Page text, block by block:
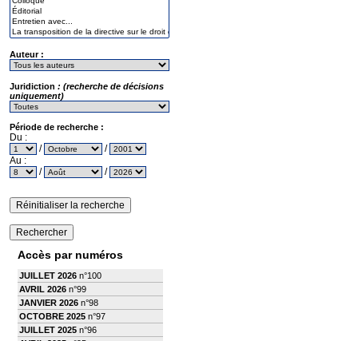
Auteur :
Juridiction : (recherche de décisions
uniquement)
Période de recherche :
Du :
/
/
Au :
/
/
Accès par numéros
JUILLET 2026 n°100
AVRIL 2026 n°99
JANVIER 2026 n°98
OCTOBRE 2025 n°97
JUILLET 2025 n°96